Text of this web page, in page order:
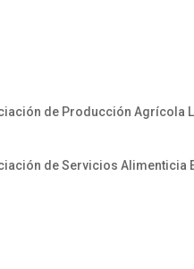
de Producción Agrícola
de Servicios Alimenticia